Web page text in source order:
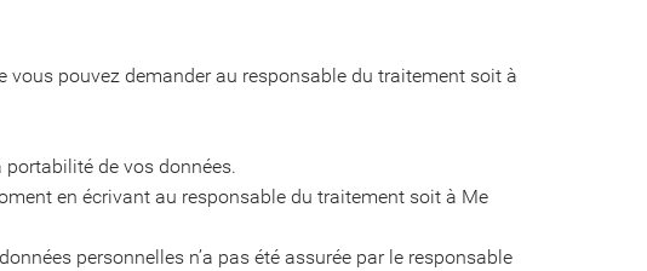
vous pouvez demander au responsable du traitement soit à
de vos données.
en écrivant au responsable du traitement soit à Me
personnelles n’a pas été assurée par le responsable